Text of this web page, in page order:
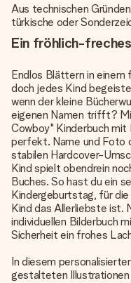
Aus technischen
türkische oder
Ein fröhlich-
Endlos Blättern in
doch jedes Kind
wenn der kleine
eigenen Namen trifft?
Cowboy" Kinderbuch mit
perfekt. Name und Foto
stabilen Hardcover-
Kind spielt obendrein
Buches. So hast du ein
Kindergeburtstag, für
Kind das Allerliebste ist.
individuellen Bilderbuch
Sicherheit ein frohes
In diesem
gestalteten Illustrationen